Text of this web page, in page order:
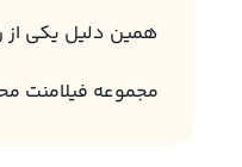
همین دلیل یکی از
مجموعه فیلامنت